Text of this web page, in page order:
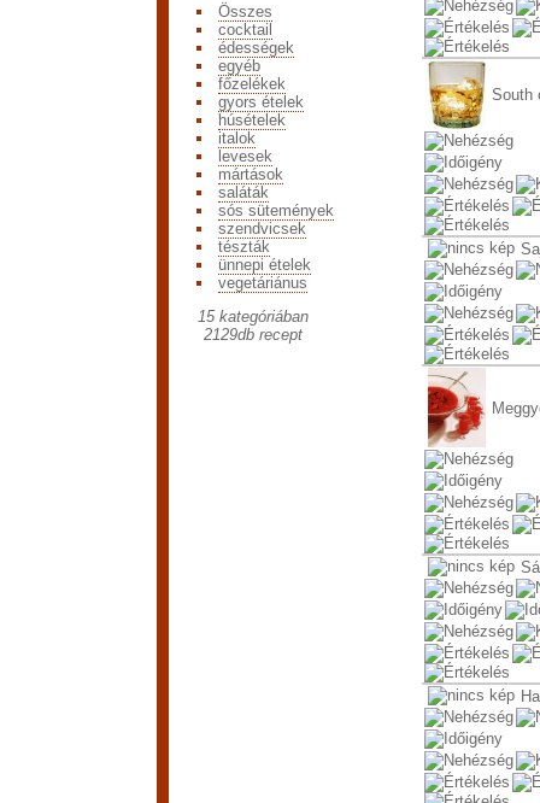
Összes
cocktail
édességek
egyéb
főzelékek
gyors ételek
húsételek
italok
levesek
mártások
saláták
sós sütemények
szendvicsek
tészták
ünnepi ételek
vegetáriánus
15 kategóriában
2129db recept
South